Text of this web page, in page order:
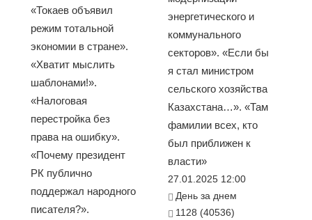
«Токаев объявил
режим тотальной
экономии в стране».
«Хватит мыслить
шаблонами!».
«Налоговая
перестройка без
права на ошибку».
«Почему президент
РК публично
поддержал народного
писателя?».
энергетического и
коммунального
секторов». «Если бы
я стал министром
сельского хозяйства
Казахстана…». «Там
фамилии всех, кто
был приближен к
власти»
27.01.2025 12:00
День за днем
1128 (40536)